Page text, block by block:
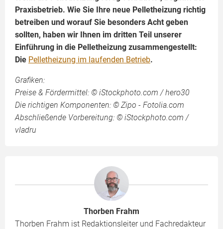
Praxisbetrieb. Wie Sie Ihre neue Pelletheizung richtig
betreiben und worauf Sie besonders Acht geben
sollten, haben wir Ihnen im dritten Teil unserer
Einführung in die Pelletheizung zusammengestellt:
Die Pelletheizung im laufenden Betrieb.
Grafiken:
Preise & Fördermittel: © iStockphoto.com / hero30
Die richtigen Komponenten: © Zipo - Fotolia.com
Abschließende Vorbereitung: © iStockphoto.com /
vladru
Thorben Frahm
Thorben Frahm ist Redaktionsleiter und Fachredakteur